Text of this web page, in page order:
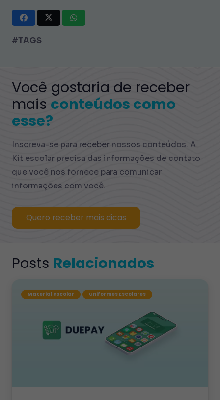
#TAGS
Você gostaria de receber
mais conteúdos como
esse?
Inscreva-se para receber nossos conteúdos. A
Kit escolar precisa das informações de contato
que você nos fornece para comunicar
informações com você.
Quero receber mais dicas
Posts Relacionados
Material escolar Uniformes Escolares